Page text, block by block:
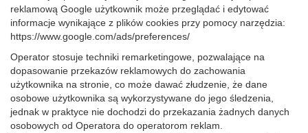
reklamową Google użytkownik może przeglądać i edytować
informacje wynikające z plików cookies przy pomocy narzędzia:
https://www.google.com/ads/preferences/
Operator stosuje techniki remarketingowe, pozwalające na
dopasowanie przekazów reklamowych do zachowania
użytkownika na stronie, co może dawać złudzenie, że dane
osobowe użytkownika są wykorzystywane do jego śledzenia,
jednak w praktyce nie dochodzi do przekazania żadnych danych
osobowych od Operatora do operatorom reklam.